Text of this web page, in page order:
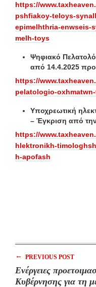
https://
pshfiakoy-teloys-
epimelhthria-enwseis-
melh-toys
Ψηφιακό
από 14.4.2025
https://
pelatologio-
Υποχρεωτική
– Έγκριση από
https://
hlektronikh-
h-apofash
← PREVIOUS POST
Ενέργειες
Κυβέρνησης για τη